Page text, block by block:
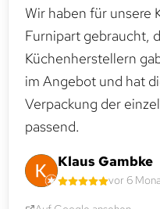
Wir haben für unsere
Furnipart gebraucht,
Küchenherstellern
im Angebot und hat
Verpackung der
passend.
Klaus Gambke
vor 6